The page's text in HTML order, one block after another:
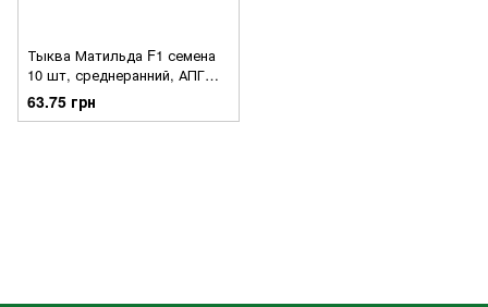
Тыква Матильда F1 семена
10 шт, среднеранний, АПГ
(Голландия)
63.75 грн